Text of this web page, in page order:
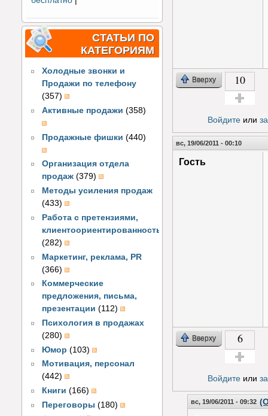
СТАТЬИ ПО
КАТЕГОРИЯМ
Холодные звонки и
Продажи по телефону
(357)
Активные продажи (358)
Продажные фишки (440)
Организация отдела
продаж (379)
Методы усиления продаж
(433)
Работа с претензиями,
клиентоориентированность
(282)
Маркетинг, реклама, PR
(366)
Коммерческие
предложения, письма,
презентации (112)
Психология в продажах
(280)
Юмор (103)
Мотивация, персонал
(442)
Книги (166)
Переговоры (180)
Вверху 10
Войдитеили
вс, 19/06/2011 - 00:10
Гость
Вверху 6
Войдитеили
вс, 19/06/2011 - 09:32